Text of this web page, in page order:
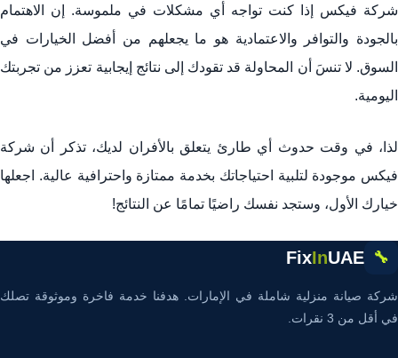
شركة فيكس إذا كنت تواجه أي مشكلات في ملموسة. إن الاهتمام
بالجودة والتوافر والاعتمادية هو ما يجعلهم من أفضل الخيارات في
السوق. لا تنسَ أن المحاولة قد تقودك إلى نتائج إيجابية تعزز من تجربتك
اليومية.
لذا، في وقت حدوث أي طارئ يتعلق بالأفران لديك، تذكر أن شركة
فيكس موجودة لتلبية احتياجاتك بخدمة ممتازة واحترافية عالية. اجعلها
خيارك الأول، وستجد نفسك راضيًا تمامًا عن النتائج!
🔧
FixInUAE
شركة صيانة منزلية شاملة في الإمارات. هدفنا خدمة فاخرة وموثوقة تصلك
في أقل من 3 نقرات.